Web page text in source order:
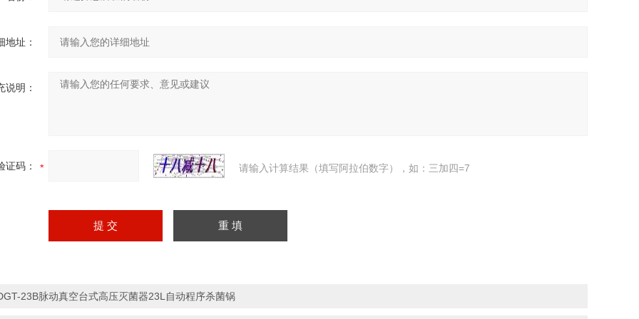
地址：
说明：
证码： 请输入计算结果（填写阿拉伯数字），如：三加四=7
23B脉动真空台式高压灭菌器23L自动程序杀菌锅